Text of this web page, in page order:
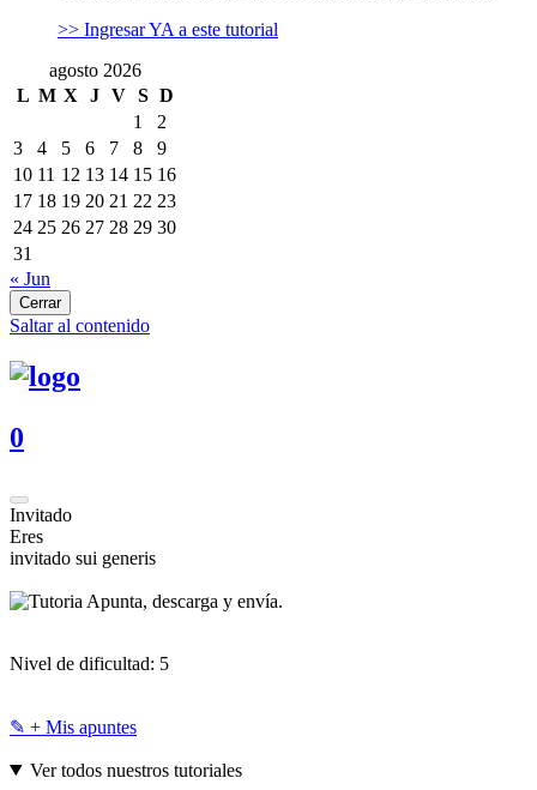
>> Ingresar YA a este tutorial
agosto 2026
L M X J V S D
1
2
3
4 5 6 7 8
9
10 11 12 13 14 15 16
17 18 19 20 21 22 23
24 25 26 27 28 29 30
31
« Jun
Cerrar
Saltar al contenido
0
Invitado
Eres
invitado sui generis
Apunta, descarga y envía.
Nivel de dificultad: 5
✎ + Mis apuntes
Ver todos nuestros tutoriales